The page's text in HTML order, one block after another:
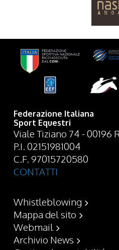
Federazione Italiana
Sport Equestri
Viale Tiziano 74 - 00196
P.I. 02151981004
C.F. 97015720580
CONTATTI
Whistleblowing
Mappa del sito
Webmail
Archivio News